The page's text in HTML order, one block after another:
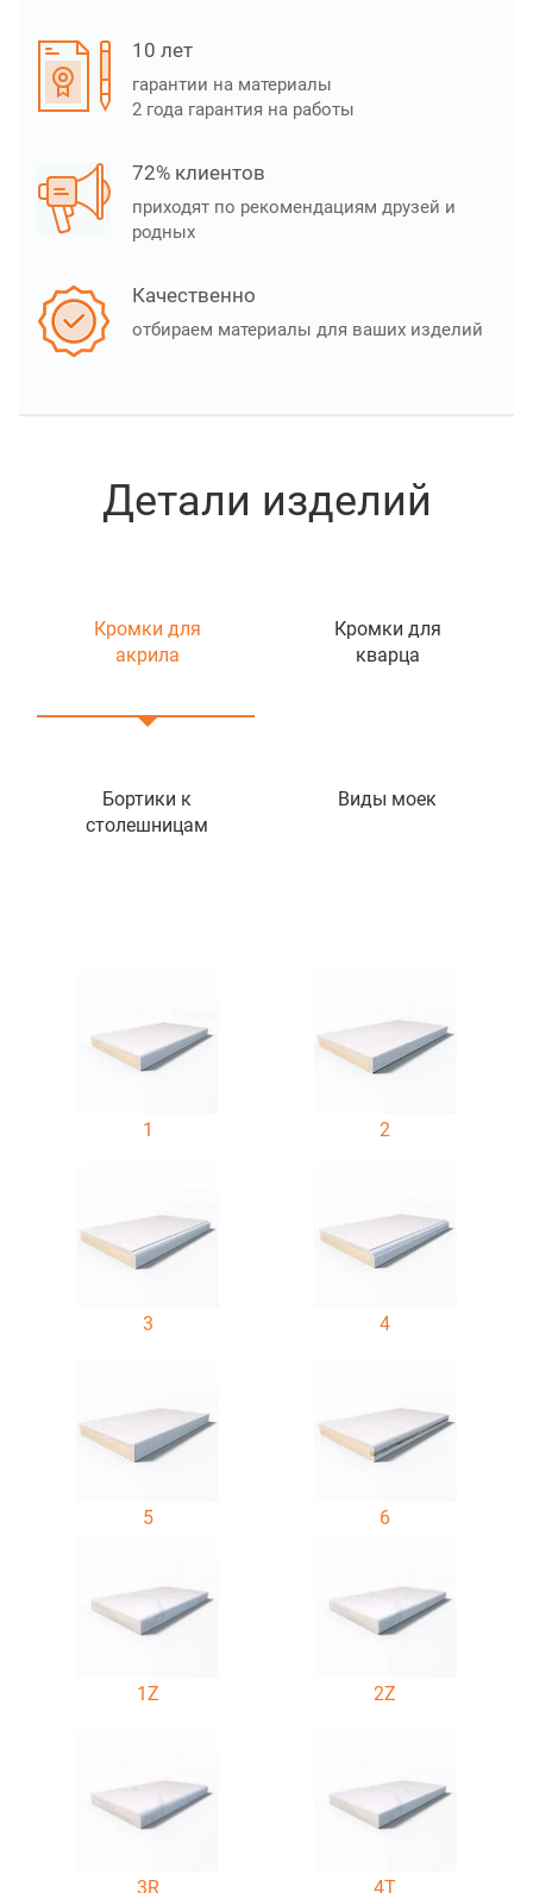
10 лет
гарантии на материалы
2 года гарантия на работы
72% клиентов
приходят по рекомендациям друзей и
родных
Качественно
отбираем материалы для ваших изделий
Детали изделий
Кромки для
акрила
Кромки для
кварца
Бортики к
столешницам
Виды моек
1 2
3 4
5 6
1Z 2Z
3R 4T